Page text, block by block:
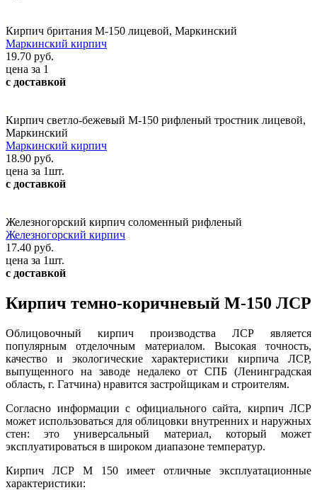
Кирпич британия М-150 лицевой, Маркинский
Маркинский кирпич
19.70 руб.
цена за 1
с доставкой
Кирпич светло-бежевый М-150 рифленый тростник лицевой,
Маркинский
Маркинский кирпич
18.90 руб.
цена за 1шт.
с доставкой
Железногорский кирпич соломенный рифленый
Железногорский кирпич
17.40 руб.
цена за 1шт.
с доставкой
Кирпич темно-коричневый М-150 ЛСР
Облицовочный кирпич производства ЛСР является
популярным отделочным материалом. Высокая точность,
качество и экологические характеристики кирпича ЛСР,
выпущенного на заводе недалеко от СПБ (Ленинградская
область, г. Гатчина) нравится застройщикам и строителям.
Согласно информации с официального сайта, кирпич ЛСР
может использоваться для облицовки внутренних и наружных
стен: это универсальный материал, который может
эксплуатироваться в широком диапазоне температур.
Кирпич ЛСР М 150 имеет отличные эксплуатационные
характеристики: